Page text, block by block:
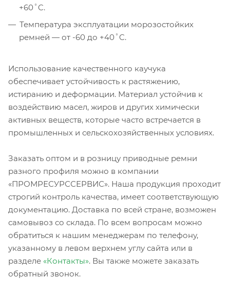
+60˚C.
Температура эксплуатации морозостойких
ремней — от -60 до +40˚C.
Использование качественного каучука
обеспечивает устойчивость к растяжению,
истиранию и деформации. Материал устойчив к
воздействию масел, жиров и других химически
активных веществ, которые часто встречается в
промышленных и сельскохозяйственных условиях.
Заказать оптом и в розницу приводные ремни
разного профиля можно в компании
«ПРОМРЕСУРССЕРВИС». Наша продукция проходит
строгий контроль качества, имеет соответствующую
документацию. Доставка по всей стране, возможен
самовывоз со склада. По всем вопросам можно
обратиться к нашим менеджерам по телефону,
указанному в левом верхнем углу сайта или в
разделе «Контакты». Вы также можете заказать
обратный звонок.